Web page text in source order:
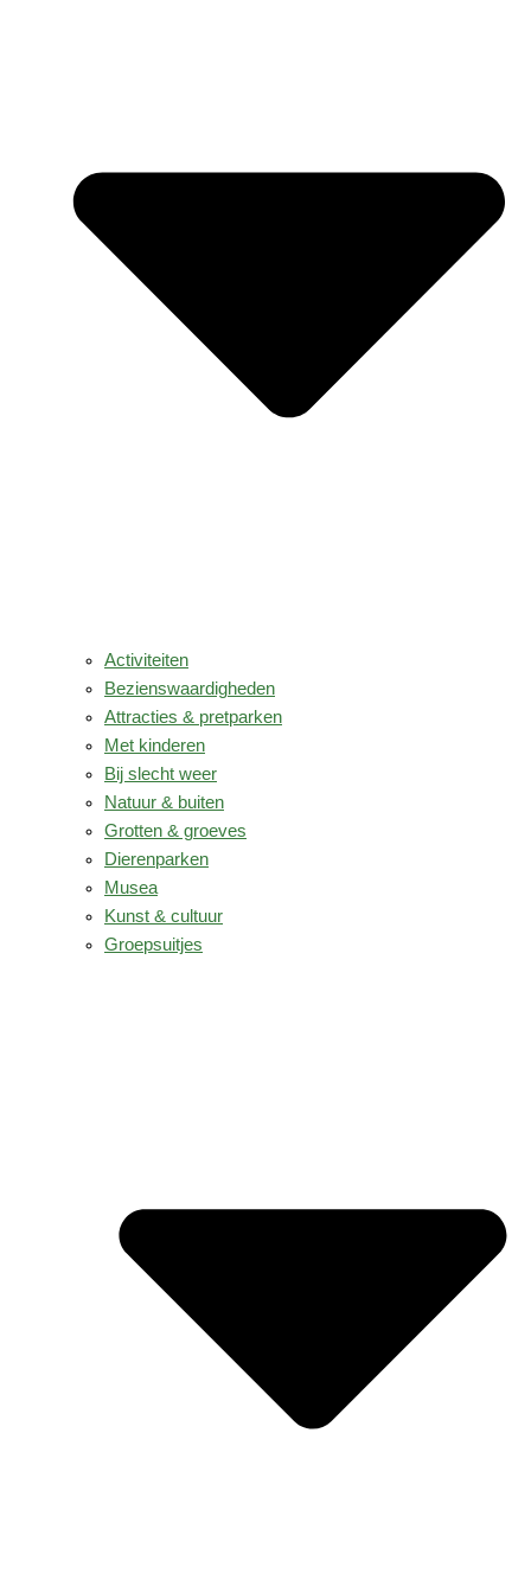
Activiteiten
Bezienswaardigheden
Attracties & pretparken
Met kinderen
Bij slecht weer
Natuur & buiten
Grotten & groeves
Dierenparken
Musea
Kunst & cultuur
Groepsuitjes